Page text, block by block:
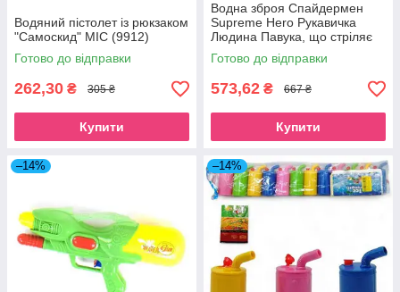
Водяний пістолет із рюкзаком
"Самоскид" MIC (9912)
Готово до відправки
262,30 ₴ 305 ₴
Купити
Водна зброя Спайдермен
Supreme Hero Рукавичка
Людина Павука, що стріляє
водою YF 1711-7 (48) Star
Toys (YF1711-7)
Готово до відправки
573,62 ₴ 667 ₴
Купити
–14% –14%